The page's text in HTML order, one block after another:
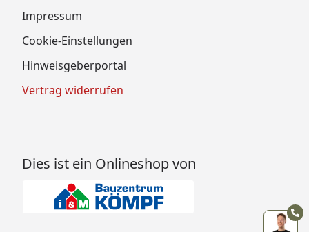
Impressum
Cookie-Einstellungen
Hinweisgeberportal
Vertrag widerrufen
Dies ist ein Onlineshop von